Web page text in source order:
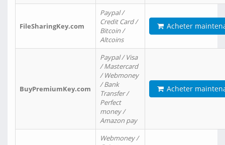
FileSharingKey.com
Paypal /
Credit Card /
Bitcoin /
Altcoins
Acheter
BuyPremiumKey.com
Paypal / Visa
/ Mastercard
/ Webmoney
/ Bank
Transfer /
Perfect
money /
Amazon pay
Acheter
Webmoney /